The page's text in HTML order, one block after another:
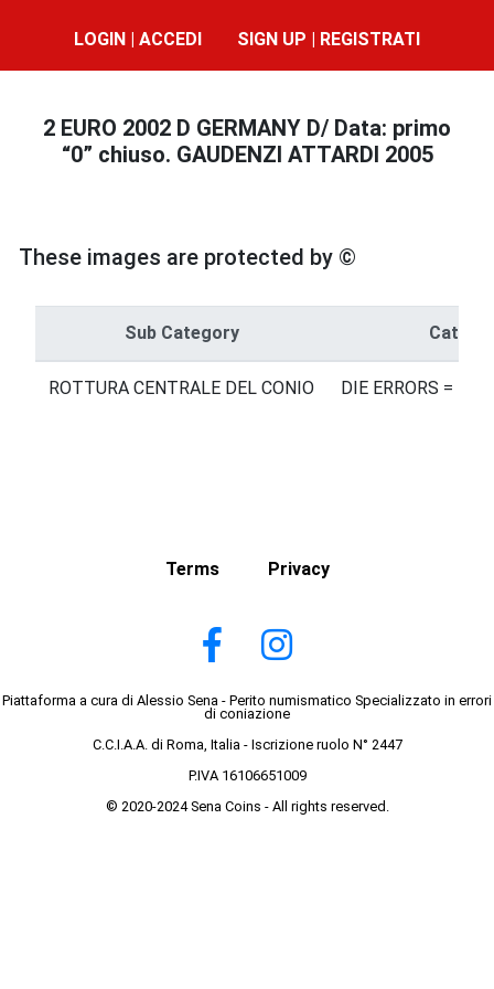
LOGIN | ACCEDI SIGN UP | REGISTRATI
2 EURO 2002 D GERMANY D/ Data: primo
“0” chiuso. GAUDENZI ATTARDI 2005
These images are protected by ©
Sub Category
ROTTURA CENTRALE DEL CONIO DIE ERRORS =
Terms Privacy
Piattaforma a cura di Alessio Sena - Perito numismatico Specializzato in errori
di coniazione
C.C.I.A.A. di Roma, Italia - Iscrizione ruolo N° 2447
P.IVA 16106651009
© 2020-2024 Sena Coins - All rights reserved.